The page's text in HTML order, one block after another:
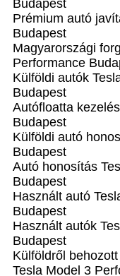
Budapest
Prémium autó
Budapest
Magyarországi
Performance
Külföldi autók‎
Budapest
Autófloatta
Budapest
Külföldi autó
Budapest
Autó honosítás
Budapest
Használt autó‎
Budapest
Használt autó‎k
Budapest
Külföldről
Tesla Model 3